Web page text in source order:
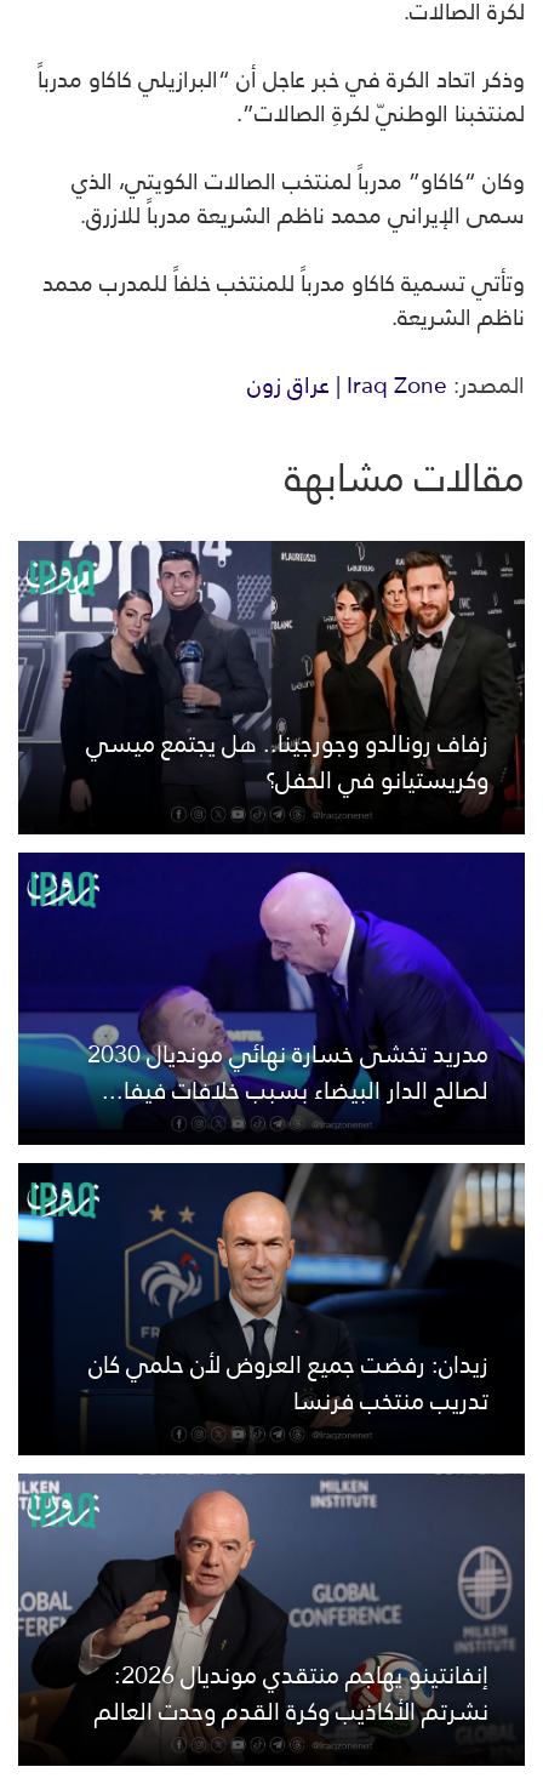
لكرة الصالات.
وذكر اتحاد الكرة في خبر عاجل أن “البرازيلي كاكاو مدرباً
لمنتخبنا الوطنيّ لكرةِ الصالات”.
وكان “كاكاو” مدرباً لمنتخب الصالات الكويتي، الذي
سمى الإيراني محمد ناظم الشريعة مدرباً للازرق.
وتأتي تسمية كاكاو مدرباً للمنتخب خلفاً للمدرب محمد
ناظم الشريعة.
المصدر:Iraq Zone | عراق زون
مقالات مشابهة
زفاف رونالدو وجورجينا.. هل يجتمع ميسي
وكريستيانو في الحفل؟
مدريد تخشى خسارة نهائي مونديال 2030
لصالح الدار البيضاء بسبب خلافات فيفا...
زيدان: رفضت جميع العروض لأن حلمي كان
تدريب منتخب فرنسا
إنفانتينو يهاجم منتقدي مونديال 2026:
نشرتم الأكاذيب وكرة القدم وحدت العالم